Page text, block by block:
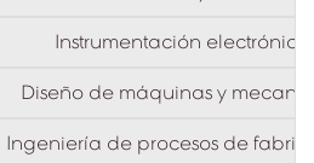
Instrumentación electrónica
Diseño de máquinas y
Ingeniería de procesos de